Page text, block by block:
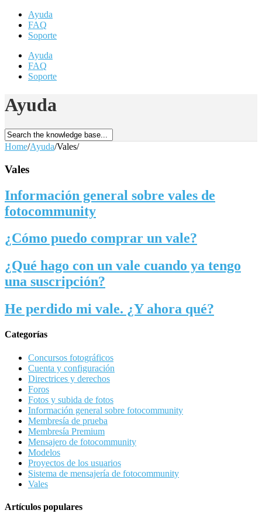
Ayuda
FAQ
Soporte
Ayuda
FAQ
Soporte
Ayuda
Home/Ayuda/Vales/
Vales
Información general sobre vales de
fotocommunity
¿Cómo puedo comprar un vale?
¿Qué hago con un vale cuando ya tengo
una suscripción?
He perdido mi vale. ¿Y ahora qué?
Categorías
Concursos fotográficos
Cuenta y configuración
Directrices y derechos
Foros
Fotos y subida de fotos
Información general sobre fotocommunity
Membresía de prueba
Membresía Premium
Mensajero de fotocommunity
Modelos
Proyectos de los usuarios
Sistema de mensajería de fotocommunity
Vales
Artículos populares